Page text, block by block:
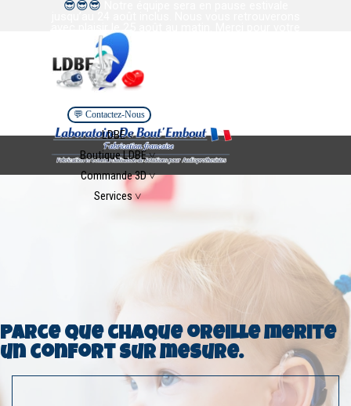
Aller au contenu
😎😎😎
confiance et votre collaboration. Bel été à tous.
💬 Contactez-Nous
Sauter le menu
LDBE ˅
▼
Boutique LDBE ˅
▼
Commande 3D ˅
▼
Services ˅
Parce que chaque oreille mérite
un confort sur mesure.